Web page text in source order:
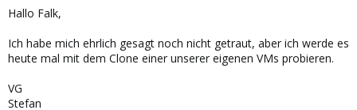
Hallo Falk,
Ich habe mich ehrlich gesagt noch nicht getraut, aber ich werde es
heute mal mit dem Clone einer unserer eigenen VMs probieren.
VG
Stefan